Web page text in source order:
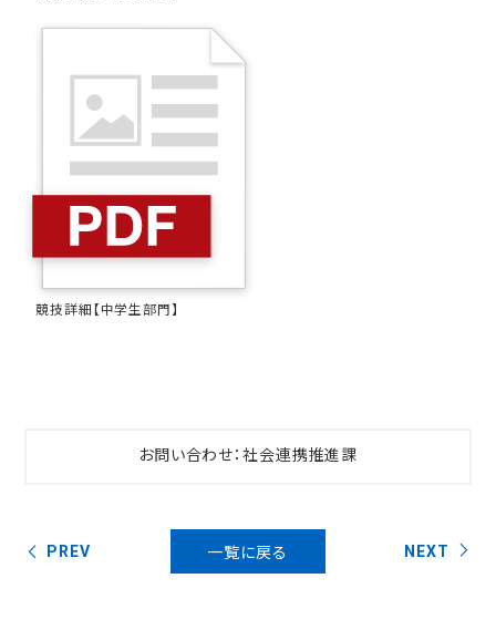
競技詳細【中学生部門】
お問い合わせ：社会連携推進課
PREV 一覧に戻る NEXT